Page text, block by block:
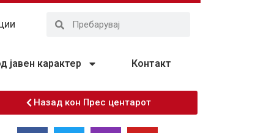
јавен карактер Контакт
Назад кон Прес центарот